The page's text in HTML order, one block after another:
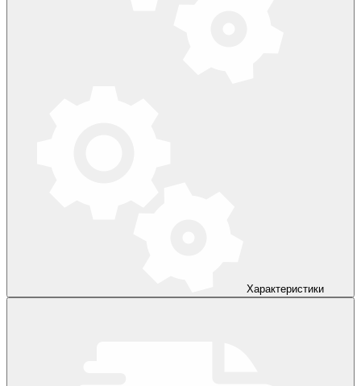
Характеристики